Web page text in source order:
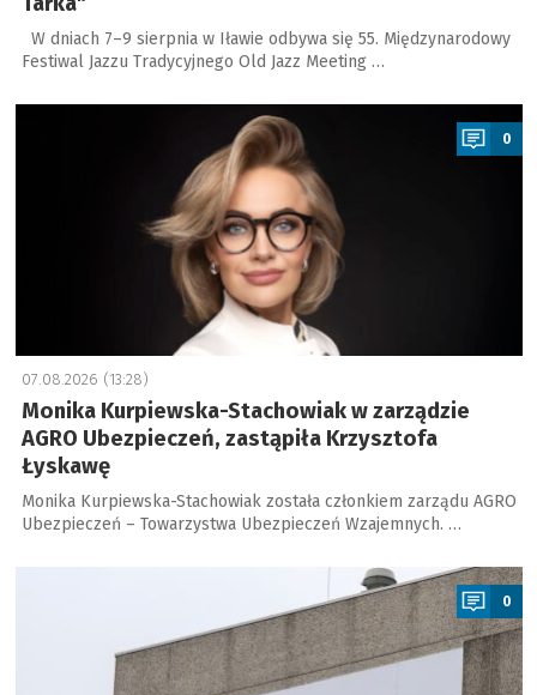
W dniach 7–9 sierpnia w Iławie odbywa się 55. Międzynarodowy
Festiwal Jazzu Tradycyjnego Old Jazz Meeting …
a
0
07.08.2026 (13:28)
Monika Kurpiewska-Stachowiak w zarządzie
AGRO Ubezpieczeń, zastąpiła Krzysztofa
Łyskawę
Monika Kurpiewska-Stachowiak została członkiem zarządu AGRO
Ubezpieczeń – Towarzystwa Ubezpieczeń Wzajemnych. …
0